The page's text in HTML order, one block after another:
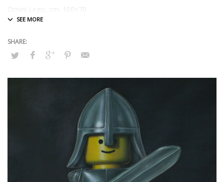
Omini Lego, cm. 100×70